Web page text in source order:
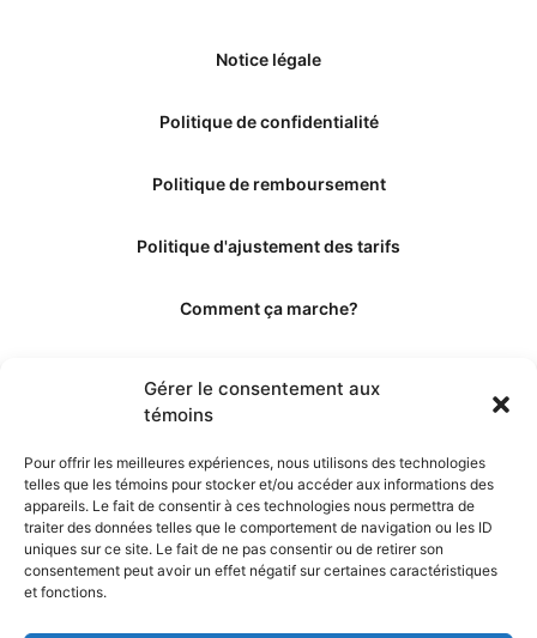
Gérer le consentement aux
témoins
Pour offrir les meilleures expériences, nous utilisons des technologies
telles que les témoins pour stocker et/ou accéder aux informations des
appareils. Le fait de consentir à ces technologies nous permettra de
traiter des données telles que le comportement de navigation ou les ID
uniques sur ce site. Le fait de ne pas consentir ou de retirer son
consentement peut avoir un effet négatif sur certaines caractéristiques
et fonctions.
Notice légale
Politique de confidentialité
Politique de remboursement
Politique d'ajustement des tarifs
Comment ça marche?
Les éditeurs
Les experts et collaborateurs